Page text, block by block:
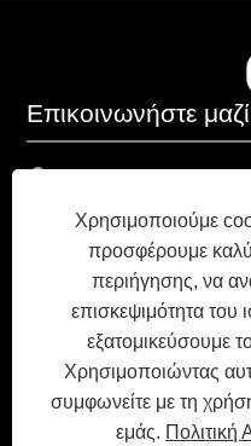
Επικοινωνήστε
Chongshou
+86-13157938971
chriswang@yah.asia
Copyright © 2025
επιφύλαξη
|Sitemap|RSS
Χρησιμοποιούμε
προσφέρουμε
περιήγησης, να
επισκεψιμότητα του
εξατομικεύσουμε
Χρησιμοποιώντας
συμφωνείτε με τη
εμάς. Πολιτική